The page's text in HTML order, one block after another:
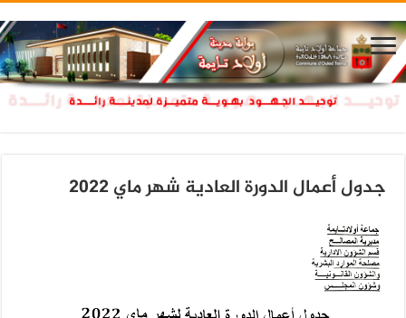
جدول أعمال الدورة العادية شهر ماي 2022